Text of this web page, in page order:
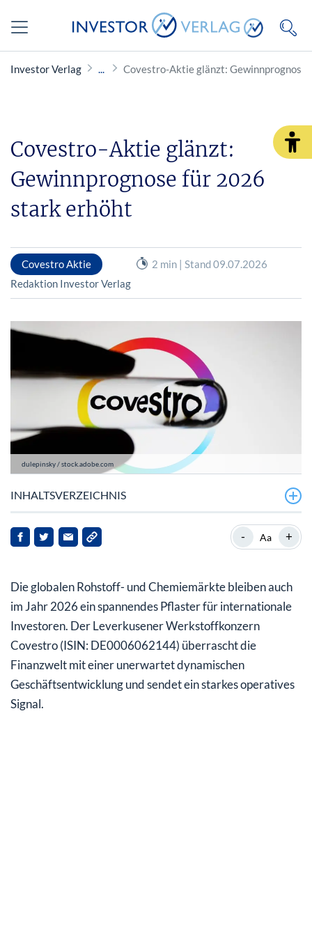
Investor Verlag Covestro-Aktie glänzt:
Covestro-Aktie glänzt:
Gewinnprognose für 2026
stark erhöht
Covestro Aktie
2 min | Stand 09.07.2026
Redaktion Investor Verlag
dulepinsky / stock.adobe.com
INHALTSVERZEICHNIS
Covestro-Aktie profitiert von starkem ersten Halbjahr
- Aa +
Die globalen Rohstoff- und Chemiemärkte bleiben auch
im Jahr 2026 ein spannendes Pflaster für internationale
Investoren. Der Leverkusener Werkstoffkonzern
Covestro (ISIN: DE0006062144) überrascht die
Finanzwelt mit einer unerwartet dynamischen
Geschäftsentwicklung und sendet ein starkes operatives
Signal.